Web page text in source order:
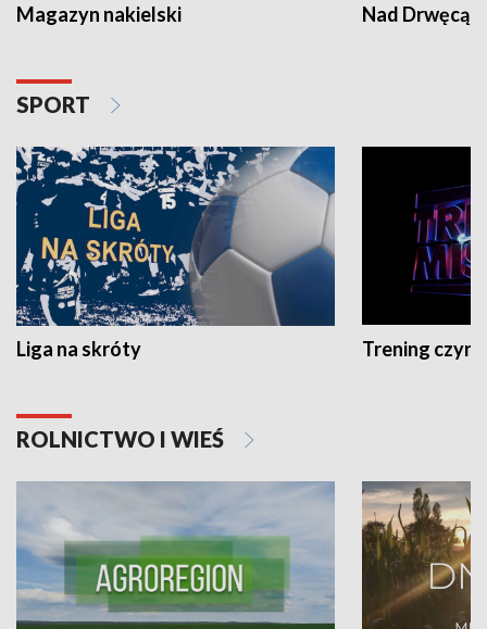
Magazyn nakielski Nad Drwęcą
SPORT
Liga na skróty Trening czyni
ROLNICTWO I WIEŚ